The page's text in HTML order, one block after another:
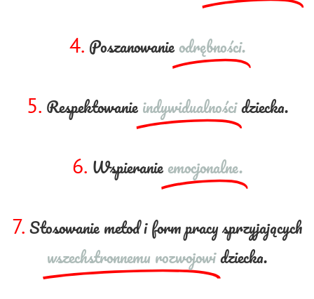
4. Poszanowanieodrębności.
5. Respektowanieindywidualnościdziecka.
6. Wspieranieemocjonalne.
7.Stosowanie metod i form pracy sprzyjających
wszechstronnemu rozwojowidziecka.